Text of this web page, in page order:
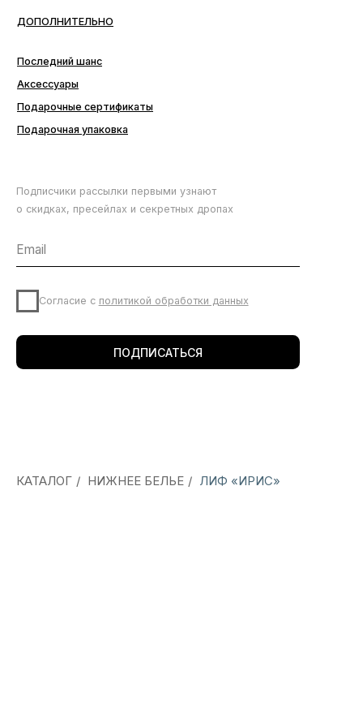
Согласие сполитикой обработки данных
КАТАЛОГ / НИЖНЕЕ БЕЛЬЕ / ЛИФ «ИРИС»